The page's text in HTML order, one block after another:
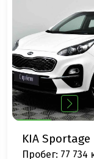
KIA Sportage
Пробег: 77 734